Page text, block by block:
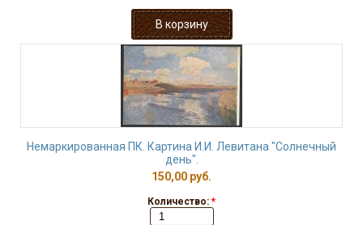
Немаркированная ПК. Картина И.И. Левитана "Солнечный
день".
150,00 руб.
Количество: *